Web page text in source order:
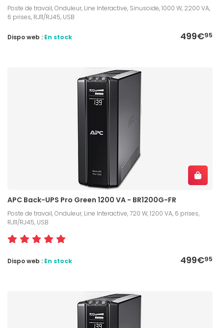
Poste de travail, Onduleur, Line Interactive, Sinusoide, 1000 W, 2200 VA,
6 prises, RJ11/RJ45, USB
499€95
Dispo web : En stock
APC Back-UPS Pro Green 1200 VA - BR1200G-FR
Poste de travail, Onduleur, Line Interactive, 720 W, 1200 VA, 6 prises,
RJ11/RJ45, USB
499€95
Dispo web : En stock